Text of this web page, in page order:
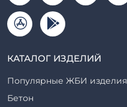
КАТАЛОГ ИЗДЕЛИЙ
Популярные ЖБИ изделия
Бетон